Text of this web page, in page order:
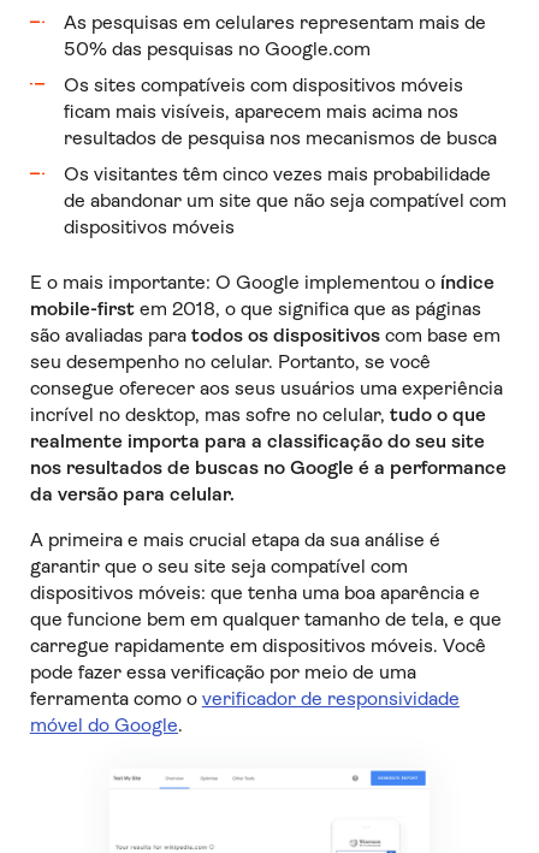
As pesquisas em celulares representam mais de
50% das pesquisas no Google.com
Os sites compatíveis com dispositivos móveis
ficam mais visíveis, aparecem mais acima nos
resultados de pesquisa nos mecanismos de busca
Os visitantes têm cinco vezes mais probabilidade
de abandonar um site que não seja compatível com
dispositivos móveis
E o mais importante: O Google implementou o índice
mobile-firstem 2018, o que significa que as páginas
são avaliadas paratodos os dispositivoscom base em
seu desempenho no celular. Portanto, se você
consegue oferecer aos seus usuários uma experiência
incrível no desktop, mas sofre no celular, tudo o que
realmente importa para a classificação do seu site
nos resultados de buscas no Google é a performance
da versão para celular.
A primeira e mais crucial etapa da sua análise é
garantir que o seu site seja compatível com
dispositivos móveis: que tenha uma boa aparência e
que funcione bem em qualquer tamanho de tela, e que
carregue rapidamente em dispositivos móveis. Você
pode fazer essa verificação por meio de uma
ferramenta como o verificador de responsividade
móvel do Google.